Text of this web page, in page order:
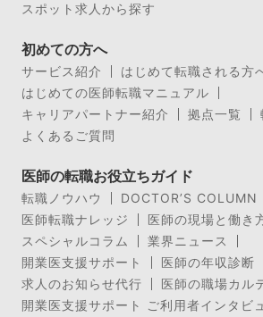
スポット求人から探す
初めての方へ
サービス紹介
はじめて転職される方
はじめての医師転職マニュアル
キャリアパートナー紹介
拠点一覧
よくあるご質問
医師の転職お役立ちガイド
転職ノウハウ
DOCTOR’S COLUMN
医師転職ナレッジ
医師の現場と働き
スペシャルコラム
業界ニュース
開業医支援サポート
医師の年収診断
求人のお知らせ代行
医師の職場カル
開業医支援サポート ご利用者インタビ